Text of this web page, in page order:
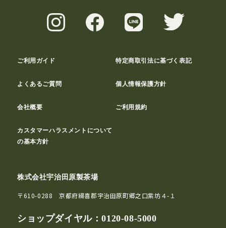
ご利用ガイド 特定商取引法に基づく表記
よくあるご質問 個人情報保護方針
会社概要 ご利用規約
カスタマーハラスメントについて
の基本方針
株式会社宇治田原製茶場
〒610-0288 京都府綴喜郡宇治田原町郷之口紫坊４-１
ショップダイヤル：0120-08-5000